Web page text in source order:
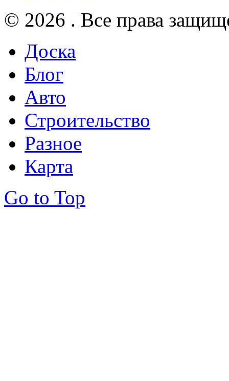
© 2026 . Все права
Доска
Блог
Авто
Строительство
Разное
Карта
Go to Top